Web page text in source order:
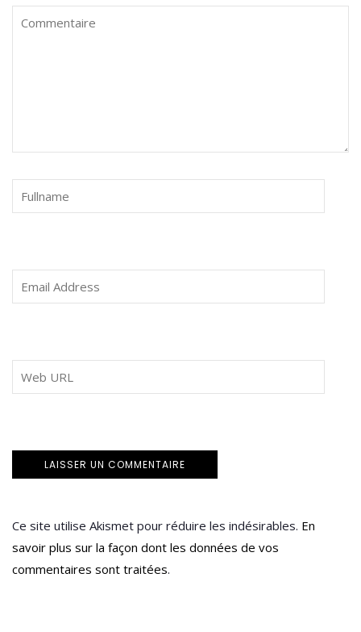
Ce site utilise Akismet pour réduire les indésirables. En
savoir plus sur la façon dont les données de vos
commentaires sont traitées.